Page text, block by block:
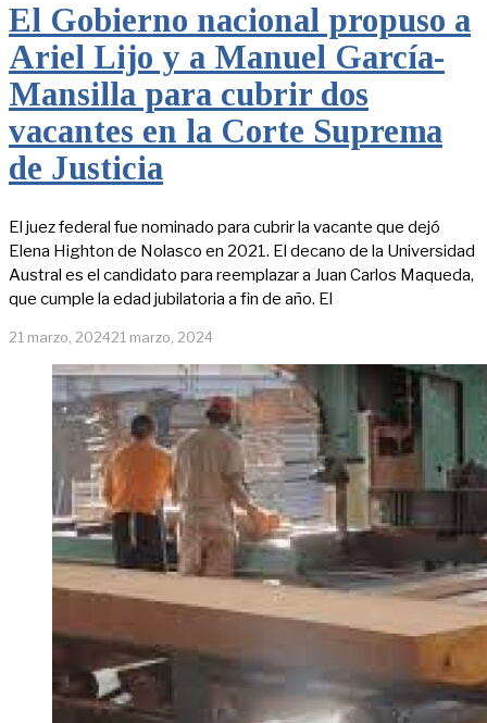
El Gobierno nacional propuso a
Ariel Lijo y a Manuel García-
Mansilla para cubrir dos
vacantes en la Corte Suprema
de Justicia
El juez federal fue nominado para cubrir la vacante que dejó
Elena Highton de Nolasco en 2021. El decano de la Universidad
Austral es el candidato para reemplazar a Juan Carlos Maqueda,
que cumple la edad jubilatoria a fin de año. El
21 marzo, 202421 marzo, 2024